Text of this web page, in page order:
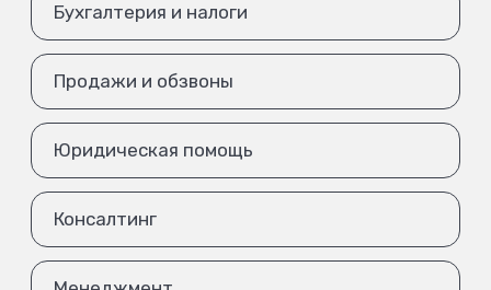
Бухгалтерия и налоги
Продажи и обзвоны
Юридическая помощь
Консалтинг